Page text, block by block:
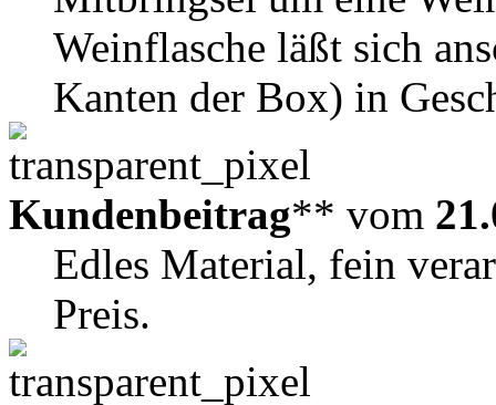
Weinflasche läßt sich
Kanten der Box) in
Kundenbeitrag** vom
Edles Material, fein
Preis.